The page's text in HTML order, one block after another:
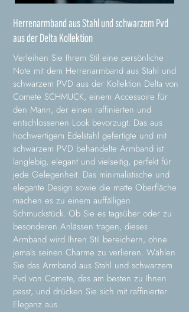
Herrenarmband aus Stahl und schwarzem Pvd
aus der Delta Kollektion
Verleihen Sie Ihrem Stil eine persönliche
Note mit dem Herrenarmband aus Stahl und
schwarzem PVD aus der Kollektion Delta von
Comete SCHMUCK, einem Accessoire für
den Mann, der einen raffinierten und
entschlossenen Look bevorzugt. Das aus
hochwertigem Edelstahl gefertigte und mit
schwarzem PVD behandelte Armband ist
langlebig, elegant und vielseitig, perfekt für
jede Gelegenheit. Das minimalistische und
elegante Design sowie die matte Oberfläche
machen es zu einem auffälligen
Schmuckstück. Ob Sie es tagsüber oder zu
besonderen Anlässen tragen, dieses
Armband wird Ihren Stil bereichern, ohne
jemals seinen Charme zu verlieren. Wählen
Sie das Armband aus Stahl und schwarzem
Pvd von Comete, das am besten zu Ihnen
passt, und drücken Sie sich mit raffinierter
Eleganz aus.